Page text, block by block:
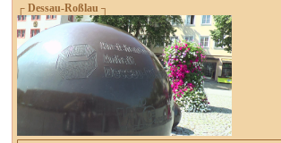
┌ Dessau-Roßlau ┐